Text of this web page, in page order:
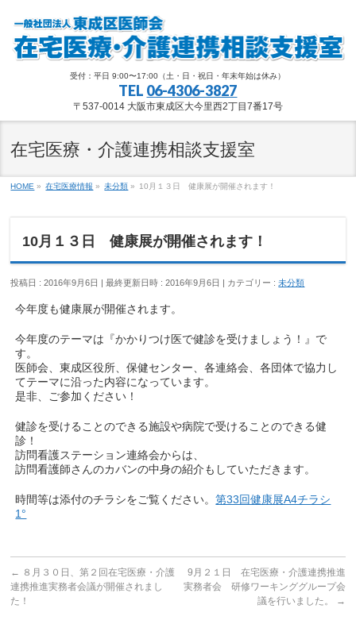
受付：平日 9:00〜17:00（土・日・祝日・年末年始は休み）
TEL 06-4306-3827
〒537-0014 大阪市東成区大今里西2丁目7番17号
在宅医療・介護連携相談支援室
HOME » 在宅医療情報 » 未分類 » 10月１３日 健康展が開催されます！
10月１３日 健康展が開催されます！
投稿日 : 2016年9月6日 最終更新日時 : 2016年9月6日 カテゴリー :未分類
今年度も健康展が開催されます。
今年度のテーマは『かかりつけ医で健診を受けましょう！』で
す。
医師会、東成区役所、保健センター、各連絡会、各団体で協力し
てテーマに沿った内容になっています。
是非、ご参加ください！
健診を受けることのできる施設や病院で受けることのできる健
診！
訪問看護ステーション連絡会からは、
訪問看護師さんのカバンの中身の紹介もしていただきます。
時間等は添付のチラシをご覧ください。第33回健康展A4チラシ
1°
← ８月３０日、第２回在宅医療・介護
連携推進実務者会議が開催されまし
た！
9月２１日 在宅医療・介護連携推進
実務者会 研修ワーキンググループ会
議を行いました。
→